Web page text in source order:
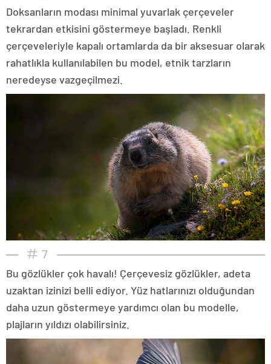
Doksanların modası minimal yuvarlak çerçeveler
tekrardan etkisini göstermeye başladı. Renkli
çerçeveleriyle kapalı ortamlarda da bir aksesuar olarak
rahatlıkla kullanılabilen bu model, etnik tarzların
neredeyse vazgeçilmezi.
7
Bu gözlükler çok havalı! Çerçevesiz gözlükler, adeta
uzaktan izinizi belli ediyor. Yüz hatlarınızı olduğundan
daha uzun göstermeye yardımcı olan bu modelle,
plajların yıldızı olabilirsiniz.